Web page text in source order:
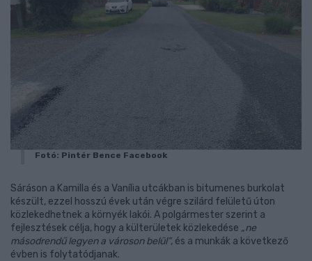
Fotó: Pintér Bence Facebook
Sáráson a Kamilla és a Vanília utcákban is bitumenes burkolat
készült, ezzel hosszú évek után végre szilárd felületű úton
közlekedhetnek a környék lakói. A polgármester szerint a
fejlesztések célja, hogy a külterületek közlekedése „ne
másodrendű legyen a városon belül”, és a munkák a következő
évben is folytatódjanak.